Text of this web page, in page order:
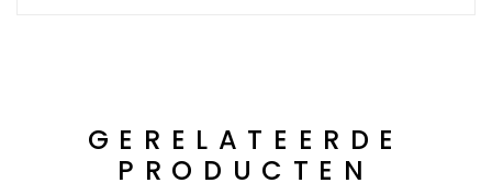
GERELATEERDE
PRODUCTEN